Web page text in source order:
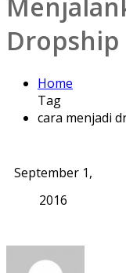
Dropship
Home
Tag
cara menjadi
September 1,
2016